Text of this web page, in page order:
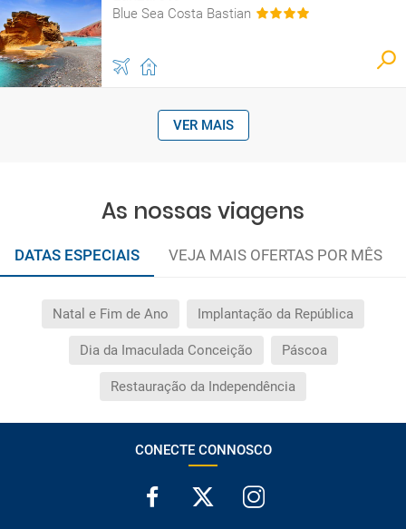
Blue Sea Costa Bastian
VER MAIS
As nossas viagens
DATAS ESPECIAIS VEJA MAIS OFERTAS POR MÊS
Natal e Fim de Ano Implantação da República
Dia da Imaculada Conceição Páscoa
Restauração da Independência
CONECTE CONNOSCO